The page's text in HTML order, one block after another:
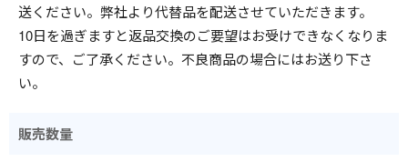
送ください。弊社より代替品を配送させていただきます。
10日を過ぎますと返品交換のご要望はお受けできなくなりま
すので、ご了承ください。不良商品の場合にはお送り下さ
い。
販売数量